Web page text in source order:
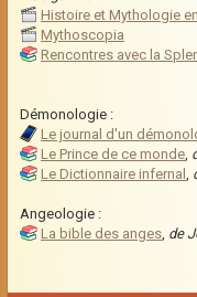
Histoire et Mythologie
Mythoscopia
Rencontres avec la
Démonologie :
Le journal d'un
Le Prince de ce monde,
Le Dictionnaire infernal ,
Angeologie :
La bible des anges, de